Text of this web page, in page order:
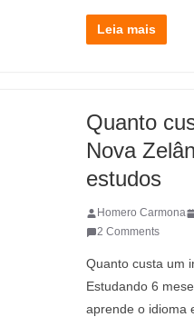
Leia mais
Quanto
Nova
estudos
Homero Carmona
2 Comments
Quanto custa um
Estudando 6
aprende o idioma